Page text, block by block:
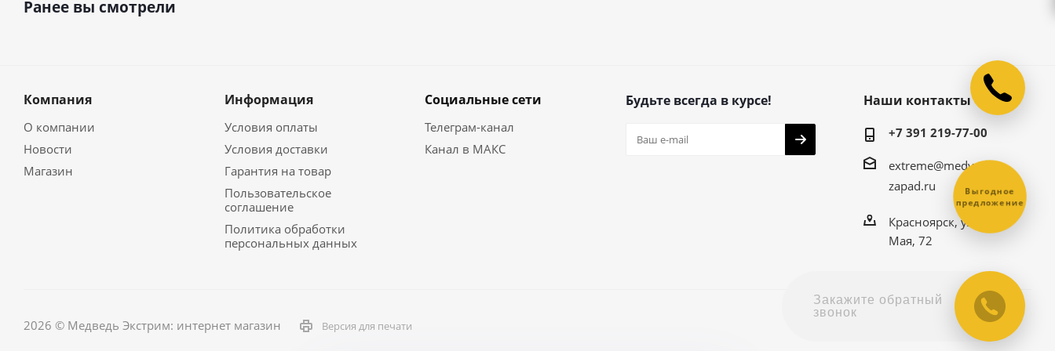
Ранее вы смотрели
Компания
О компании
Новости
Магазин
Информация
Условия оплаты
Условия доставки
Гарантия на товар
Пользовательское
соглашение
Политика обработки
персональных данных
Социальные сети
Телеграм-канал
Канал в МАКС
Будьте всегда в курсе! Наши контакты
+7 391 219-77-00
extreme@medved-
zapad.ru
Красноярск, ул. 9
Мая, 72
2026 © Медведь Экстрим: интернет магазин Версия для печати
Закажите обратный
звонок
Выгодное
предложение